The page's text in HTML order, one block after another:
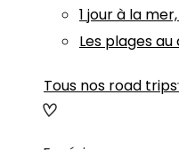
1 jour à la
Les plages
Tous nos road trips